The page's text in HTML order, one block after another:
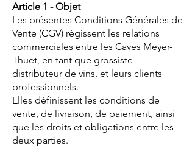
Article 1 - Objet
Les présentes Conditions Générales de
Vente (CGV) régissent les relations
commerciales entre les Caves Meyer-
Thuet, en tant que grossiste
distributeur de vins, et leurs clients
professionnels.
Elles définissent les conditions de
vente, de livraison, de paiement, ainsi
que les droits et obligations entre les
deux parties.